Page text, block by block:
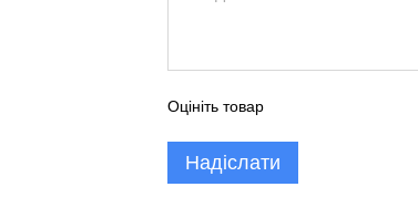
Оцініть товар
Надіслати